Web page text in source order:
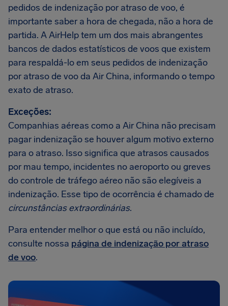
pedidos de indenização por atraso de voo, é
importante saber a hora de chegada, não a hora de
partida. A AirHelp tem um dos mais abrangentes
bancos de dados estatísticos de voos que existem
para respaldá-lo em seus pedidos de indenização
por atraso de voo da Air China, informando o tempo
exato de atraso.
Exceções:
Companhias aéreas como a Air China não precisam
pagar indenização se houver algum motivo externo
para o atraso. Isso significa que atrasos causados
por mau tempo, incidentes no aeroporto ou greves
do controle de tráfego aéreo não são elegíveis a
indenização. Esse tipo de ocorrência é chamado de
circunstâncias extraordinárias.
Para entender melhor o que está ou não incluído,
consulte nossa página de indenização por atraso
de voo.